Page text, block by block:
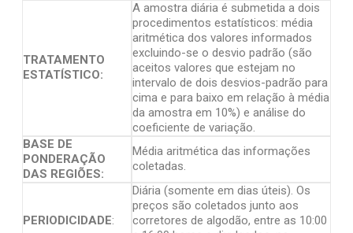
TRATAMENTO
ESTATÍSTICO:
A amostra diária é submetida a dois
procedimentos estatísticos: média
aritmética dos valores informados
excluindo-se o desvio padrão (são
aceitos valores que estejam no
intervalo de dois desvios-padrão para
cima e para baixo em relação à média
da amostra em 10%) e análise do
coeficiente de variação.
BASE DE
PONDERAÇÃO
DAS REGIÕES:
Média aritmética das informações
coletadas.
PERIODICIDADE:
Diária (somente em dias úteis). Os
preços são coletados junto aos
corretores de algodão, entre as 10:00